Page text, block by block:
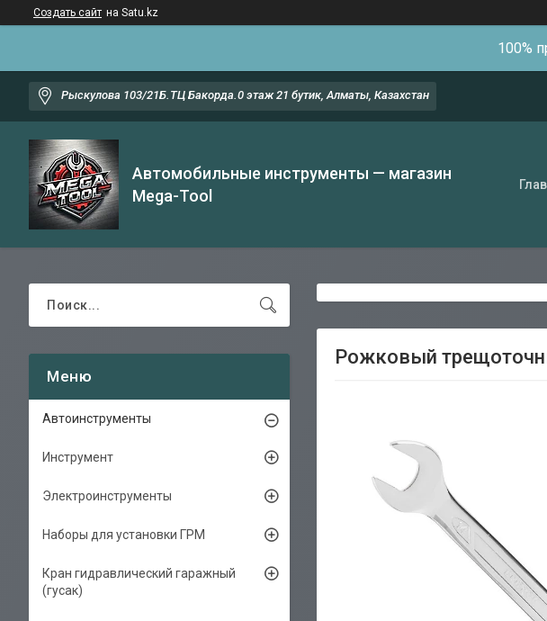
Создать сайт на Satu.kz
100%
Рыскулова 103/21Б.ТЦ Бакорда.0 этаж 21 бутик, Алматы, Казахстан
Автомобильные инструменты — магазин
Mega-Tool
Рожковый
Автоинструменты
Инструмент
Электроинструменты
Наборы для установки ГРМ
Кран гидравлический гаражный
(гусак)